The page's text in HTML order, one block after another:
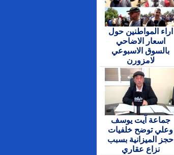
اراء المواطنين حول
اسعار الاضاحي
بالسوق الاسبوعي
لامزورن
جماعة آيت يوسف
وعلي توضح خلفيات
حجز الميزانية بسبب
نزاع عقاري